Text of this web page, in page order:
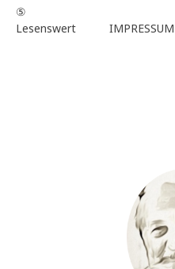
⑤
Lesenswert
IMPRESSUM